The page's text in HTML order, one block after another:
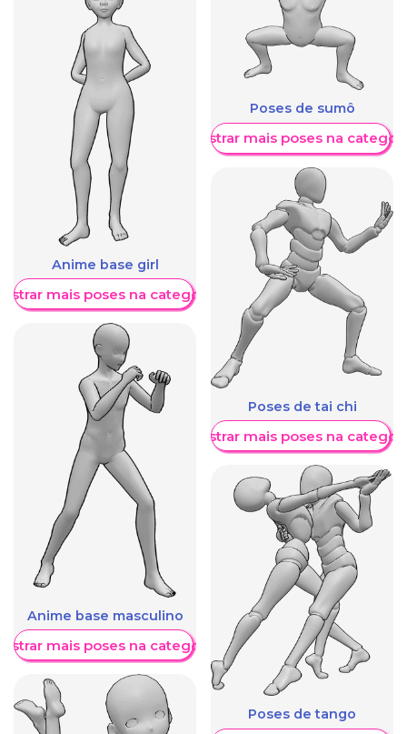
Anime base girl
mais poses na categoria
Anime base masculino
mais poses na categoria
Poses de sumô
Mostrar mais poses na
Poses de tai chi
Mostrar mais poses na
Poses de tango